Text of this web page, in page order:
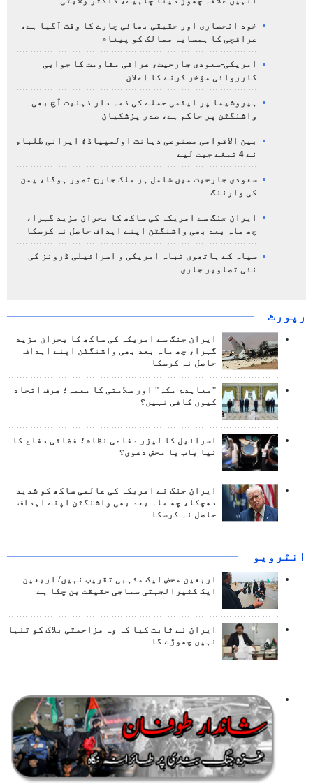
خود انحصاری اور حقیقی بھائی چارے کا وقت آگیا ہے،
عراقچی کا ہمسایہ ممالک کو پیغام
امریکی-سعودی جارحیت، عراقی مقاومت کا جوابی
کارروائی مؤخر کرنے کا اعلان
ہیروشیما پر ایٹمی حملے کی ذمہ دار ذہنیت آج بھی
واشنگٹن پر حاکم ہے، صدر پزشکیان
بین الاقوامی مصنوعی ذہانت اولمپیاڈ؛ ایرانی طلباء
نے 4 تمغے جیت لیے
سعودی جارحیت میں شامل ہر ملک جارح تصور ہوگا، یمن
کی وارننگ
ایران جنگ سے امریکہ کی ساکھ کا بحران مزید گہرا،
چھ ماہ بعد بھی واشنگٹن اپنے اہداف حاصل نہ کرسکا
سپاہ کے ہاتھوں تباہ امریکی و اسرائیلی ڈرونز کی
نئی تصاویر جاری
رپورٹ
ایران جنگ سے امریکہ کی ساکھ کا بحران مزید
گہرا، چھ ماہ بعد بھی واشنگٹن اپنے اہداف
حاصل نہ کرسکا
"معاہدۂ مکہ" اور سلامتی کا معمہ؛ صرف اتحاد
کیوں کافی نہیں؟
اسرائیل کا لیزر دفاعی نظام؛ فضائی دفاع کا
نیا باب یا محض دعوی؟
ایران جنگ نے امریکہ کی عالمی ساکھ کو شدید
دھچکا، چھ ماہ بعد بھی واشنگٹن اپنے اہداف
حاصل نہ کرسکا
انٹرويو
اربعین محض ایک مذہبی تقریب نہیں/ اربعین
ایک کثیرالجہتی سماجی حقیقت بن چکا ہے
ایران نے ثابت کیا کہ وہ مزاحمتی بلاک کو تنہا
نہیں چھوڑے گا